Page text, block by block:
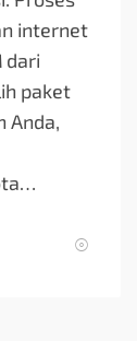
internet
dari
paket
Anda,